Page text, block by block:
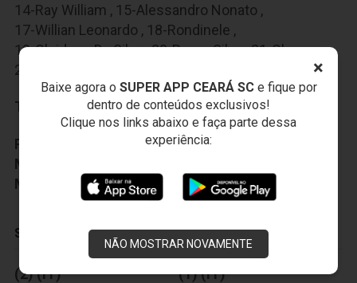
×
Baixe agora o SUPER APP CEARÁ SCe fique por
dentro de conteúdos exclusivos!
Clique nos links abaixo e faça parte dessa
experiência:
NÃO MOSTRAR NOVAMENTE
14-Ray William , 15-Alessandro Nonato ,
17-Willian Leonardo , 18-Rondinele ,
19-Cleidson Da Silva,20-Bruno Silva,21-Clemer,
22-Róbson
Técnico: Gilmar Silva
Preparador Fisico:
José Fernando Francisco
Médico:
Massagista:Francisco Soares
SUBSTITUIÇÕES
(2) (IT) (1) (IT)